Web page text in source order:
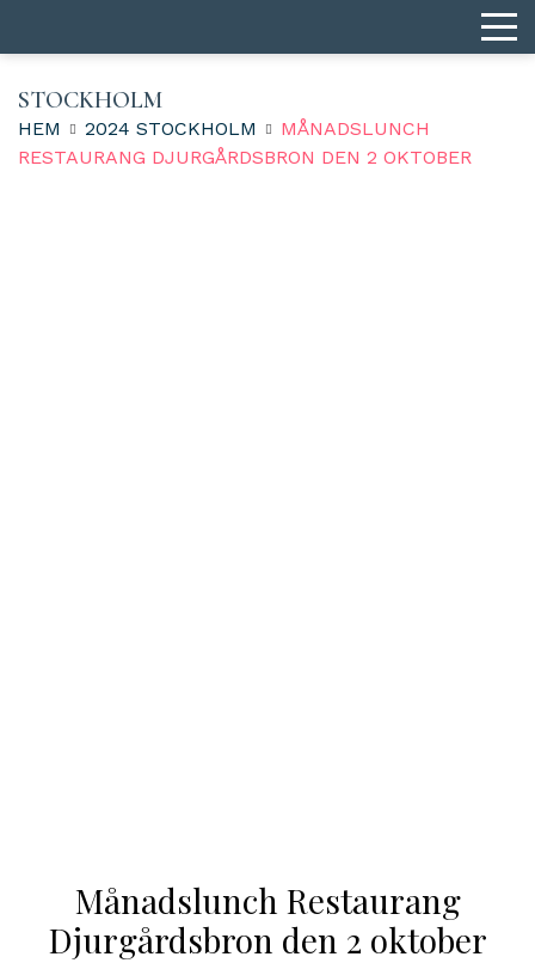
STOCKHOLM
HEM 2024 STOCKHOLM
MÅNADSLUNCH
RESTAURANG DJURGÅRDSBRON DEN 2 OKTOBER
Månadslunch Restaurang
Djurgårdsbron den 2 oktober